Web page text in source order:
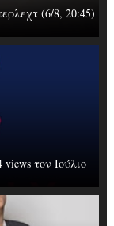
(6/8, 20:45)
τον Ιούλιο